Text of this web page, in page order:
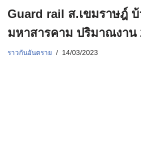
Guard rail ส.เขมราษฎ์
มหาสารคาม ปริมาณงาน
ราวกันอันตราย 14/03/2023